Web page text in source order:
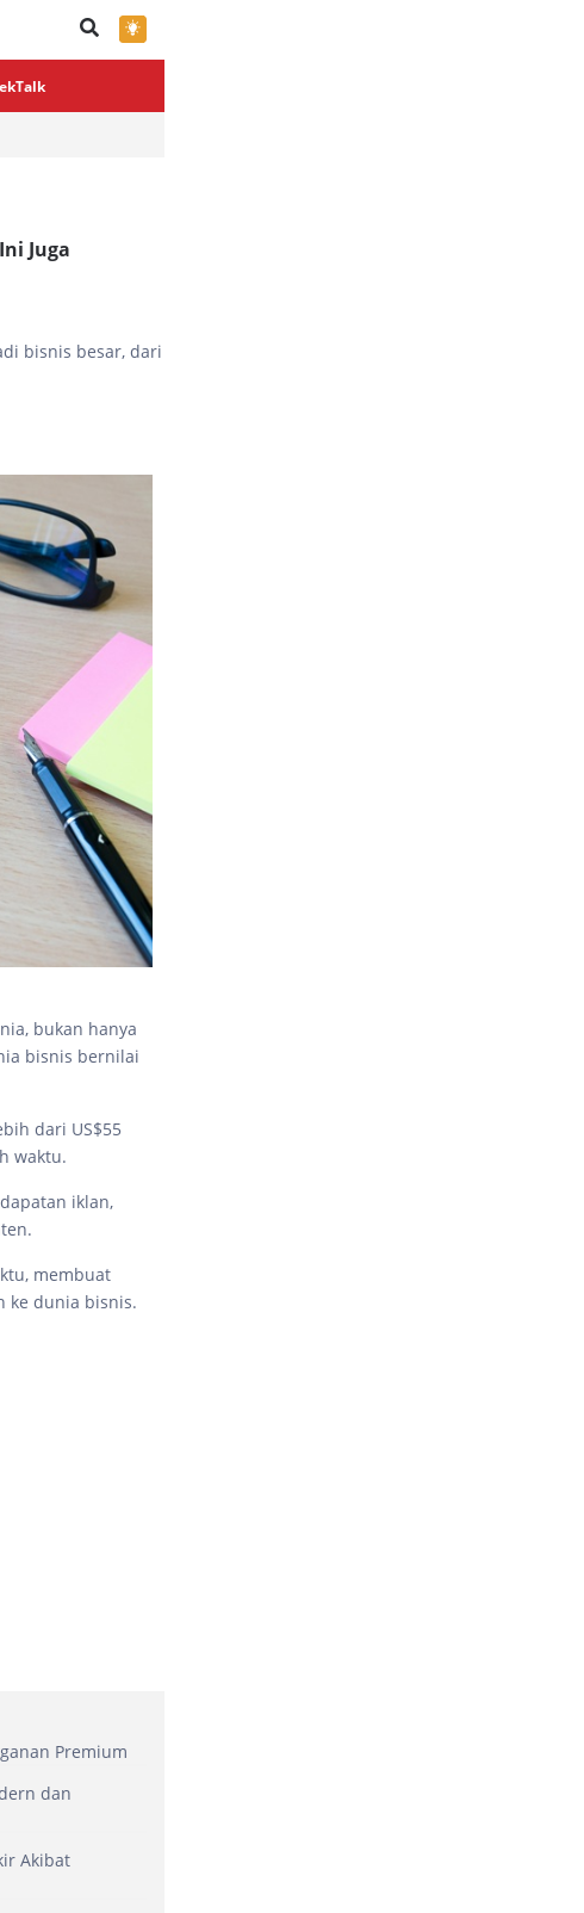
×
Juga
bisnis besar, dari
bukan hanya
bisnis bernilai
dari US$55
waktu.
iklan,
membuat
ke dunia bisnis.
Premium
dan
Akibat